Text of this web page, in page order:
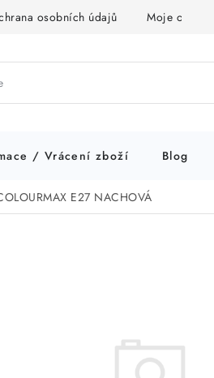
osobních údajů Moje
/ Vrácení zboží Blog
E27 NACHOVÁ